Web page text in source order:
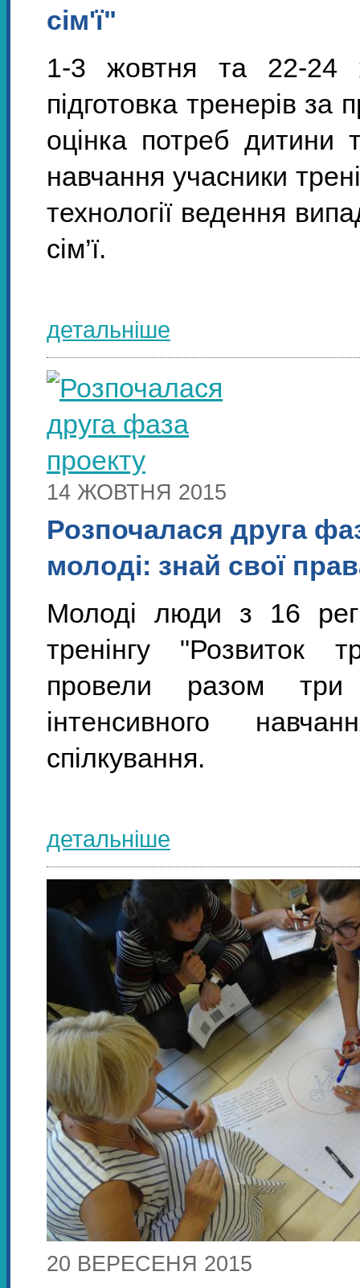
сім'ї"
1-3 жовтня та 22-24
підготовка тренерів
оцінка потреб дитини
навчання учасники
технології ведення
сім’ї.
детальніше
14 ЖОВТНЯ 2015
Розпочалася друга
молоді: знай свої
Молоді люди з 16
тренінгу "Розвиток
провели разом три
інтенсивного
спілкування.
детальніше
20 ВЕРЕСЕНЯ 2015